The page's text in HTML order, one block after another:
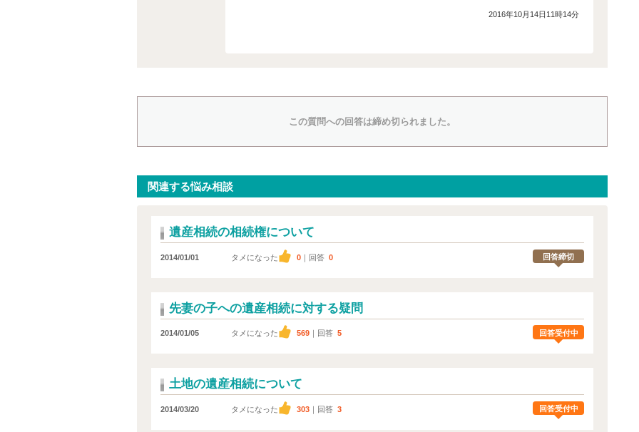
2016年10月14日11時14分
この質問への回答は締め切られました。
関連する悩み相談
遺産相続の相続権について
2014/01/01 タメになった 0 ｜回答 0 回答締切
先妻の子への遺産相続に対する疑問
2014/01/05 タメになった 569 ｜回答 5 回答受付中
土地の遺産相続について
2014/03/20 タメになった 303 ｜回答 3 回答受付中